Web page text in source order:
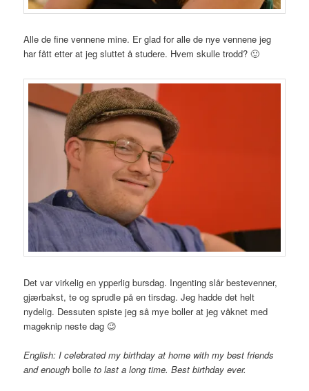
Alle de fine vennene mine. Er glad for alle de nye vennene jeg
har fått etter at jeg sluttet å studere. Hvem skulle trodd? 🙂
Det var virkelig en ypperlig bursdag. Ingenting slår bestevenner,
gjærbakst, te og sprudle på en tirsdag. Jeg hadde det helt
nydelig. Dessuten spiste jeg så mye boller at jeg våknet med
mageknip neste dag 😉
English: I celebrated my birthday at home with my best friends
and enoughbolleto last a long time. Best birthday ever.